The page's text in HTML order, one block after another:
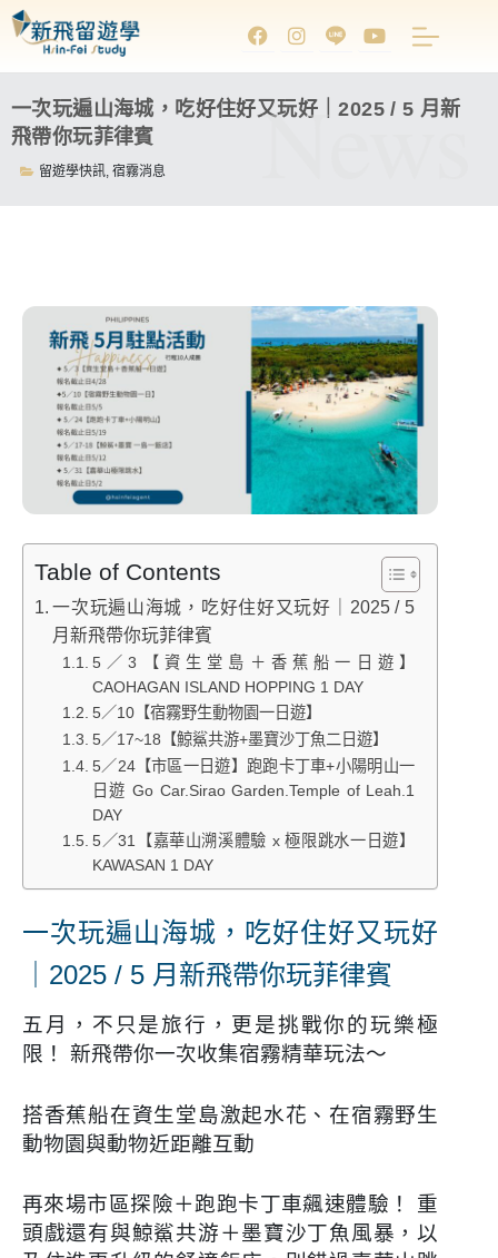
一次玩遍山海城，吃好住好又玩好｜2025 / 5 月新
飛帶你玩菲律賓
留遊學快訊, 宿霧消息 News
Table of Contents
一次玩遍山海城，吃好住好又玩好｜2025 / 5
月新飛帶你玩菲律賓
5／3【資生堂島＋香蕉船一日遊】
CAOHAGAN ISLAND HOPPING 1 DAY
5／10【宿霧野生動物園一日遊】
5／17~18【鯨鯊共游+墨寶沙丁魚二日遊】
5／24【市區一日遊】跑跑卡丁車+小陽明山一
日遊 Go Car.Sirao Garden.Temple of Leah.1
DAY
5／31【嘉華山溯溪體驗 x 極限跳水一日遊】
KAWASAN 1 DAY
一次玩遍山海城，吃好住好又玩好
｜2025 / 5 月新飛帶你玩菲律賓
五月，不只是旅行，更是挑戰你的玩樂極
限！ 新飛帶你一次收集宿霧精華玩法～
搭香蕉船在資生堂島激起水花、在宿霧野生
動物園與動物近距離互動
再來場市區探險＋跑跑卡丁車飆速體驗！ 重
頭戲還有與鯨鯊共游＋墨寶沙丁魚風暴，以